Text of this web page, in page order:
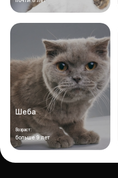
Шеба
Возраст:
больше 9 лет